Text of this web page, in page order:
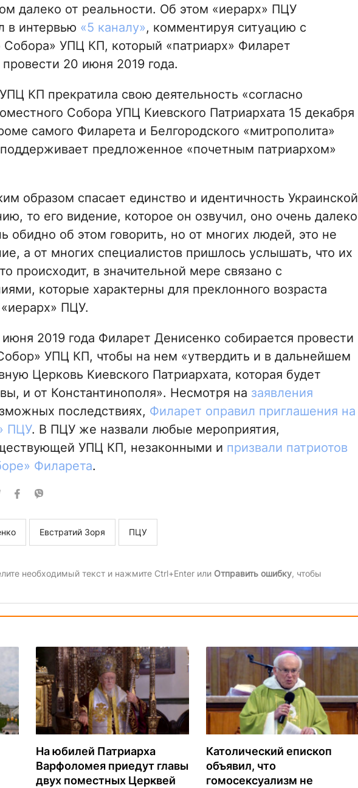
далеко от реальности. Об этом «иерарх» ПЦУ
в интервью «5 каналу», комментируя ситуацию с
УПЦ КП, который «патриарх» Филарет
20 июня 2019 года.
КП прекратила свою деятельность «согласно
Собора УПЦ Киевского Патриархата 15 декабря
самого Филарета и Белгородского «митрополита»
предложенное «почетным патриархом»
образом спасает единство и идентичность Украинской
то его видение, которое он озвучил, оно очень далеко
обидно об этом говорить, но от многих людей, это не
а от многих специалистов пришлось услышать, что их
происходит, в значительной мере связано с
которые характерны для преклонного возраста
ПЦУ.
2019 года Филарет Денисенко собирается провести
УПЦ КП, чтобы на нем «утвердить и в дальнейшем
Церковь Киевского Патриархата, которая будет
и от Константинополя». Несмотря на заявления
последствиях, Филарет оправил приглашения на
ПЦУ. В ПЦУ же назвали любые мероприятия,
УПЦ КП, незаконными и призвали патриотов
Филарета.
Евстратий Зоря ПЦУ
необходимый текст и нажмите Ctrl+Enter или Отправить ошибку, чтобы
На юбилей Патриарха
Варфоломея приедут главы
двух поместных Церквей
Католический епископ
объявил, что
гомосексуализм не